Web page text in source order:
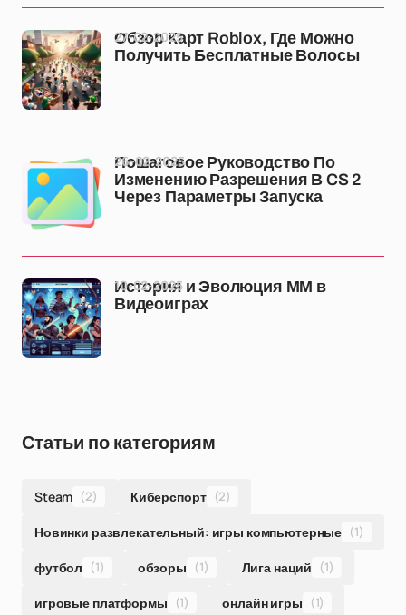
Обзор Карт Roblox, Где Можно
Получить Бесплатные Волосы
27-02-2025
Пошаговое Руководство По
Изменению Разрешения В CS 2
Через Параметры Запуска
26-02-2025
История и Эволюция ММ в
Видеоиграх
10-02-2025
Статьи по категориям
Steam (2) Киберспорт (2)
Новинки развлекательный: игры компьютерные (1)
футбол (1) обзоры (1) Лига наций (1)
игровые платформы (1) онлайн игры (1)